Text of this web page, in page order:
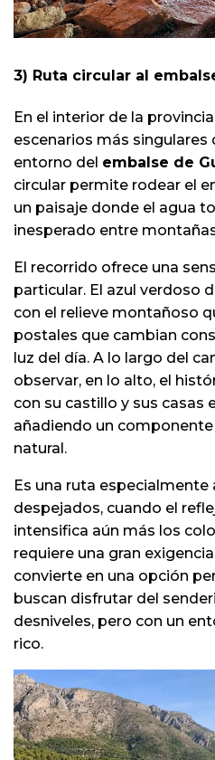
3) Ruta circular al
En el interior de la
escenarios más singulares
entorno del embalse de
circular permite rodear el
un paisaje donde el agua
inesperado entre
El recorrido ofrece una
particular. El azul verdoso
con el relieve montañoso
postales que cambian
luz del día. A lo largo del
observar, en lo alto, el
con su castillo y sus casas
añadiendo un
natural.
Es una ruta especialmente
despejados, cuando el
intensifica aún más los
requiere una gran
convierte en una opción
buscan disfrutar del
desniveles, pero con un
rico.